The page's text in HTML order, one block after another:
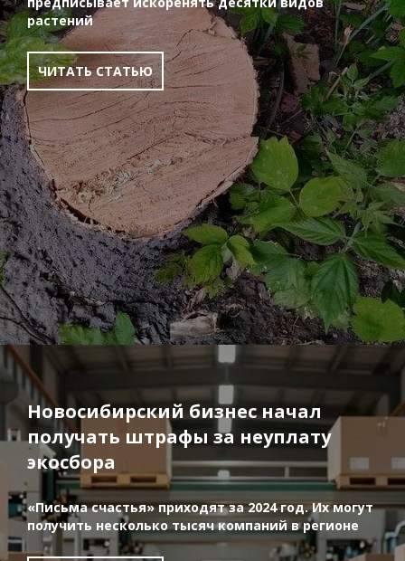
растений
ЧИТАТЬ СТАТЬЮ
Новосибирский бизнес начал
получать штрафы за неуплату
экосбора
«Письма счастья» приходят за 2024 год. Их могут
получить несколько тысяч компаний в регионе